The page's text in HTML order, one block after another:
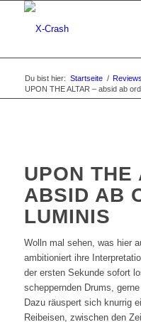
Du bist hier: Startseite / Reviews
UPON THE ALTAR – absid ab
UPON THE
ABSID AB
LUMINIS
Wolln mal sehen, was hier
ambitioniert ihre
der ersten Sekunde sofort
scheppernden Drums,
Dazu räuspert sich knurrig
Reibeisen, zwischen den